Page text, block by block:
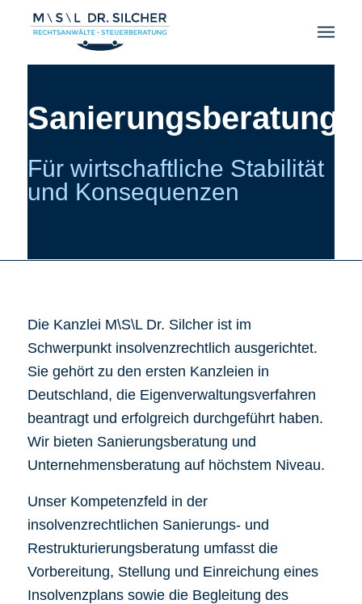
Sanierungsberatung
Für wirtschaftliche Stabilität
und Konsequenzen
Die Kanzlei M\S\L Dr. Silcher ist im
Schwerpunkt insolvenzrechtlich ausgerichtet.
Sie gehört zu den ersten Kanzleien in
Deutschland, die Eigenverwaltungsverfahren
beantragt und erfolgreich durchgeführt haben.
Wir bieten Sanierungsberatung und
Unternehmensberatung auf höchstem Niveau.
Unser Kompetenzfeld in der
insolvenzrechtlichen Sanierungs- und
Restrukturierungsberatung umfasst die
Vorbereitung, Stellung und Einreichung eines
Insolvenzplans sowie die Begleitung des